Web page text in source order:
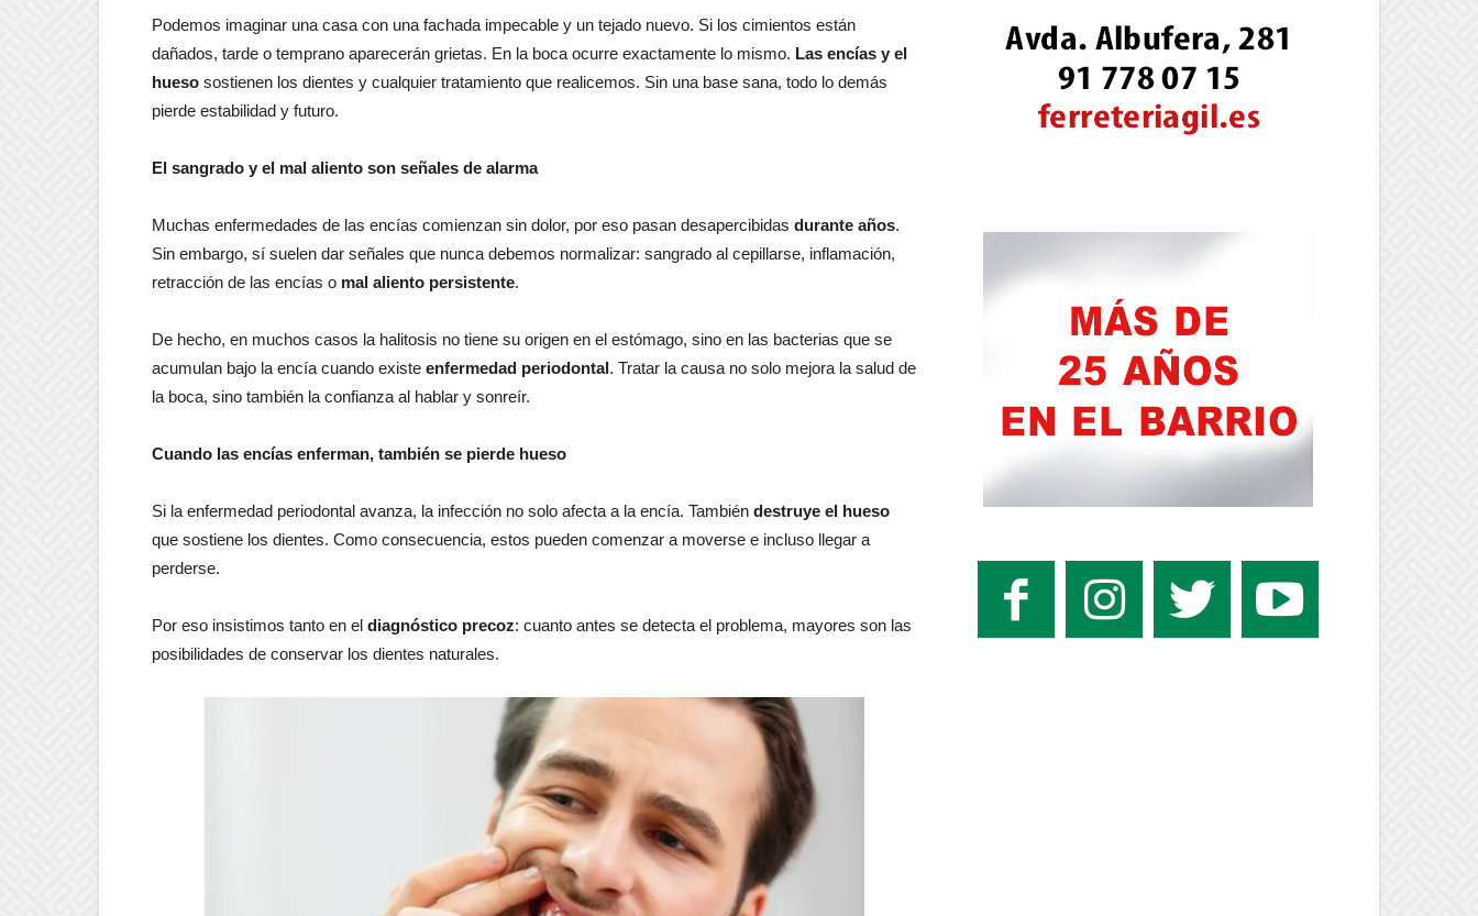
Podemos imaginar una casa con una fachada impecable y un tejado nuevo. Si los cimientos están
dañados, tarde o temprano aparecerán grietas. En la boca ocurre exactamente lo mismo. Las encías y el
hueso sostienen los dientes y cualquier tratamiento que realicemos. Sin una base sana, todo lo demás
pierde estabilidad y futuro.
El sangrado y el mal aliento son señales de alarma
Muchas enfermedades de las encías comienzan sin dolor, por eso pasan desapercibidas durante años.
Sin embargo, sí suelen dar señales que nunca debemos normalizar: sangrado al cepillarse, inflamación,
retracción de las encías o mal aliento persistente.
De hecho, en muchos casos la halitosis no tiene su origen en el estómago, sino en las bacterias que se
acumulan bajo la encía cuando existe enfermedad periodontal. Tratar la causa no solo mejora la salud de
la boca, sino también la confianza al hablar y sonreír.
Cuando las encías enferman, también se pierde hueso
Si la enfermedad periodontal avanza, la infección no solo afecta a la encía. También destruye el hueso
que sostiene los dientes. Como consecuencia, estos pueden comenzar a moverse e incluso llegar a
perderse.
Por eso insistimos tanto en el diagnóstico precoz: cuanto antes se detecta el problema, mayores son las
posibilidades de conservar los dientes naturales.